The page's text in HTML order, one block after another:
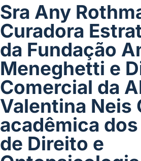
Sra Any
Curadora
da Fundação
Meneghetti e
Comercial da
Valentina Neis
acadêmica
de Direito e